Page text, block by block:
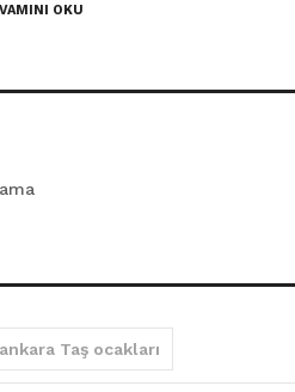
OKU
ankara Taş ocakları